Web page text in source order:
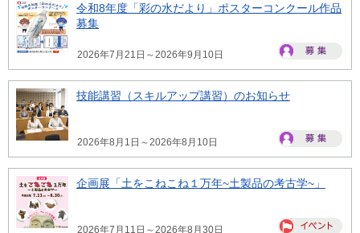
令和8年度「彩の水だより」ポスターコンクール作品
募集
2026年7月21日～2026年9月10日
技能講習（スキルアップ講習）のお知らせ
2026年8月1日～2026年8月10日
企画展「土をこねこね１万年~土製品の考古学~」
2026年7月11日～2026年8月30日